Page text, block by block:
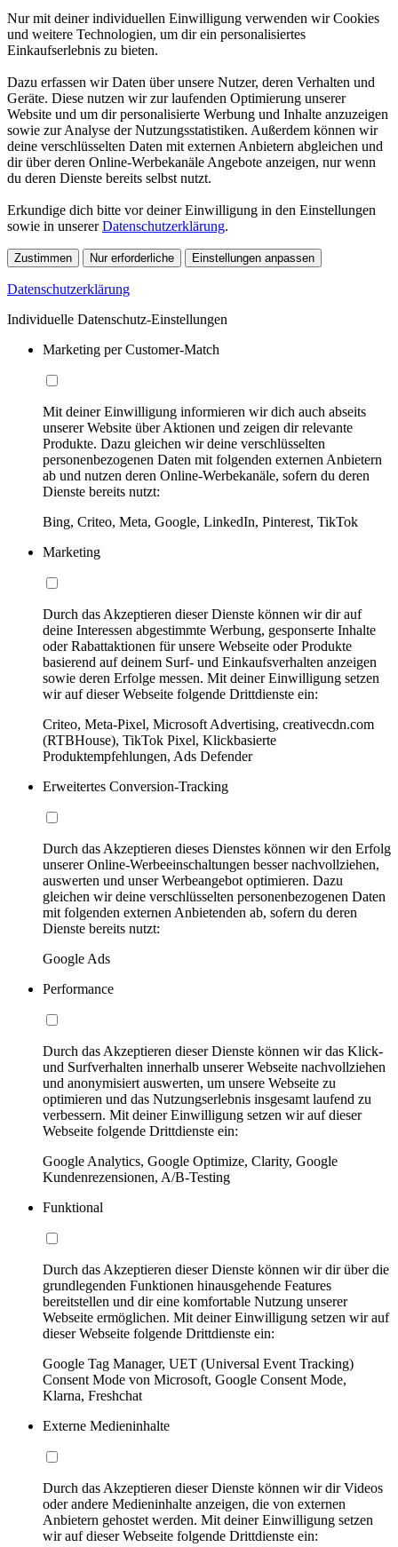
Nur mit deiner individuellen Einwilligung verwenden wir Cookies
und weitere Technologien, um dir ein personalisiertes
Einkaufserlebnis zu bieten.
Dazu erfassen wir Daten über unsere Nutzer, deren Verhalten und
Geräte. Diese nutzen wir zur laufenden Optimierung unserer
Website und um dir personalisierte Werbung und Inhalte anzuzeigen
sowie zur Analyse der Nutzungsstatistiken. Außerdem können wir
deine verschlüsselten Daten mit externen Anbietern abgleichen und
dir über deren Online-Werbekanäle Angebote anzeigen, nur wenn
du deren Dienste bereits selbst nutzt.
Erkundige dich bitte vor deiner Einwilligung in den Einstellungen
sowie in unsererDatenschutzerklärung.
Zustimmen Nur erforderliche Einstellungen anpassen
Datenschutzerklärung
Individuelle Datenschutz-Einstellungen
Marketing per Customer-Match
Mit deiner Einwilligung informieren wir dich auch abseits
unserer Website über Aktionen und zeigen dir relevante
Produkte. Dazu gleichen wir deine verschlüsselten
personenbezogenen Daten mit folgenden externen Anbietern
ab und nutzen deren Online-Werbekanäle, sofern du deren
Dienste bereits nutzt:
Bing, Criteo, Meta, Google, LinkedIn, Pinterest, TikTok
Marketing
Durch das Akzeptieren dieser Dienste können wir dir auf
deine Interessen abgestimmte Werbung, gesponserte Inhalte
oder Rabattaktionen für unsere Webseite oder Produkte
basierend auf deinem Surf- und Einkaufsverhalten anzeigen
sowie deren Erfolge messen. Mit deiner Einwilligung setzen
wir auf dieser Webseite folgende Drittdienste ein:
Criteo, Meta-Pixel, Microsoft Advertising, creativecdn.com
(RTBHouse), TikTok Pixel, Klickbasierte
Produktempfehlungen, Ads Defender
Erweitertes Conversion-Tracking
Durch das Akzeptieren dieses Dienstes können wir den Erfolg
unserer Online-Werbeeinschaltungen besser nachvollziehen,
auswerten und unser Werbeangebot optimieren. Dazu
gleichen wir deine verschlüsselten personenbezogenen Daten
mit folgenden externen Anbietenden ab, sofern du deren
Dienste bereits nutzt:
Google Ads
Performance
Durch das Akzeptieren dieser Dienste können wir das Klick-
und Surfverhalten innerhalb unserer Webseite nachvollziehen
und anonymisiert auswerten, um unsere Webseite zu
optimieren und das Nutzungserlebnis insgesamt laufend zu
verbessern. Mit deiner Einwilligung setzen wir auf dieser
Webseite folgende Drittdienste ein:
Google Analytics, Google Optimize, Clarity, Google
Kundenrezensionen, A/B-Testing
Funktional
Durch das Akzeptieren dieser Dienste können wir dir über die
grundlegenden Funktionen hinausgehende Features
bereitstellen und dir eine komfortable Nutzung unserer
Webseite ermöglichen. Mit deiner Einwilligung setzen wir auf
dieser Webseite folgende Drittdienste ein:
Google Tag Manager, UET (Universal Event Tracking)
Consent Mode von Microsoft, Google Consent Mode,
Klarna, Freshchat
Externe Medieninhalte
Durch das Akzeptieren dieser Dienste können wir dir Videos
oder andere Medieninhalte anzeigen, die von externen
Anbietern gehostet werden. Mit deiner Einwilligung setzen
wir auf dieser Webseite folgende Drittdienste ein: